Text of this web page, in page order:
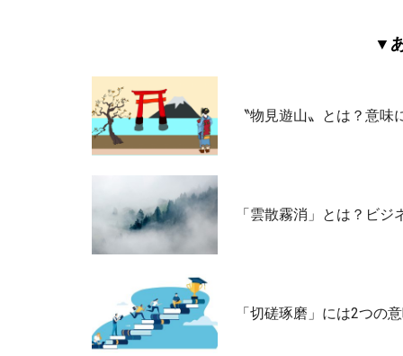
▼
〝物見遊山〟とは？意
「雲散霧消」とは？ビ
「切磋琢磨」には2つの